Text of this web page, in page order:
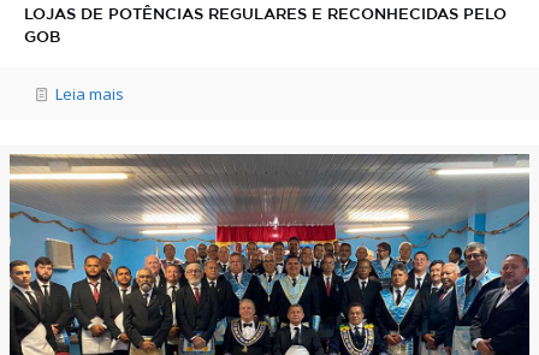
LOJAS DE POTÊNCIAS REGULARES E RECONHECIDAS PELO
GOB
Leia mais